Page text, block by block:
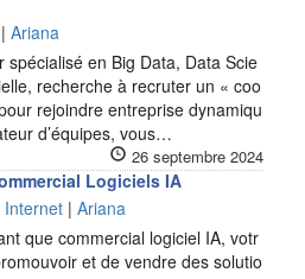
| Ariana
spécialisé en Big Data, Data Scie
recherche à recruter un « coo
rejoindre entreprise dynamiqu
d’équipes, vous…
26 septembre 2024
Logiciels IA
Internet | Ariana
que commercial logiciel IA, votr
et de vendre des solutio